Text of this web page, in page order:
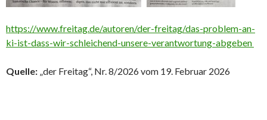
https://www.freitag.de/autoren/der-freitag/das-problem-an-
ki-ist-dass-wir-schleichend-unsere-verantwortung-abgeben
Quelle: „der Freitag“, Nr. 8/2026 vom 19. Februar 2026